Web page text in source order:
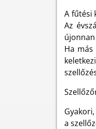
A fűtési
Az
Ha
a